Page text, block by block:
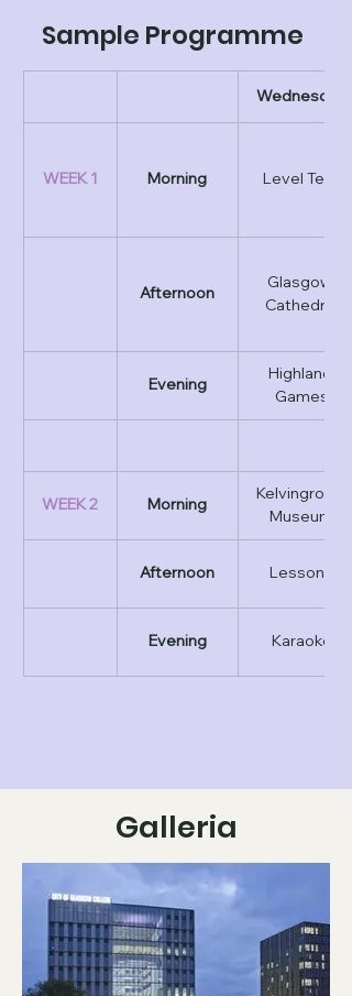
Wednesday
WEEK 1 Morning Level Test
Afternoon
Glasgow
Cathedral
Evening
Highland
Games
WEEK 2 Morning
Kelvingrove
Museum
Afternoon Lessons
Evening Karaoke
Sample Programme
Galleria